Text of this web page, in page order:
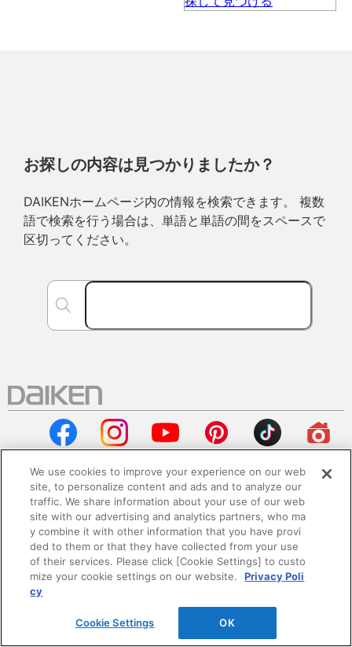
お探しの内容は見つかりましたか？
DAIKENホームページ内の情報を検索できます。 複数
語で検索を行う場合は、単語と単語の間をスペースで
区切ってください。
会社情報
企業情報
サステナビリティ
We use cookies to improve your experience on our web
site, to personalize content and ads and to analyze our
traffic. We share information about your use of our web
site with our advertising and analytics partners, who ma
y combine it with other information that you have provi
ded to them or that they have collected from your use
of their services. Please click [Cookie Settings] to custo
mize your cookie settings on our website.
Privacy Poli
cy
Cookie Settings OK